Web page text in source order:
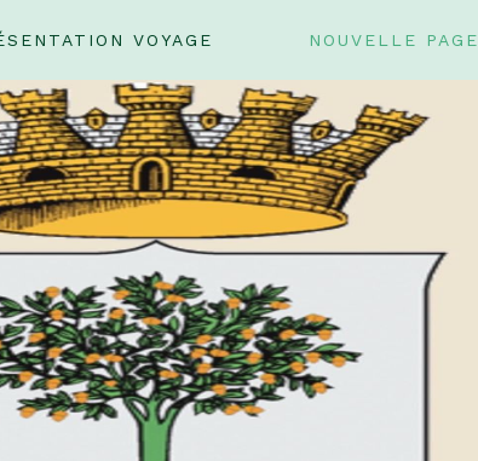
VOYAGE NOUVELLE PAGE